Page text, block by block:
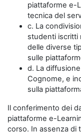
piattaforme e-
tecnica del
c. La
studenti iscritti
delle diverse
sulle
d. La
Cognome, e
sulla
Il conferimento dei
piattaforme e-
corso. In assenza di